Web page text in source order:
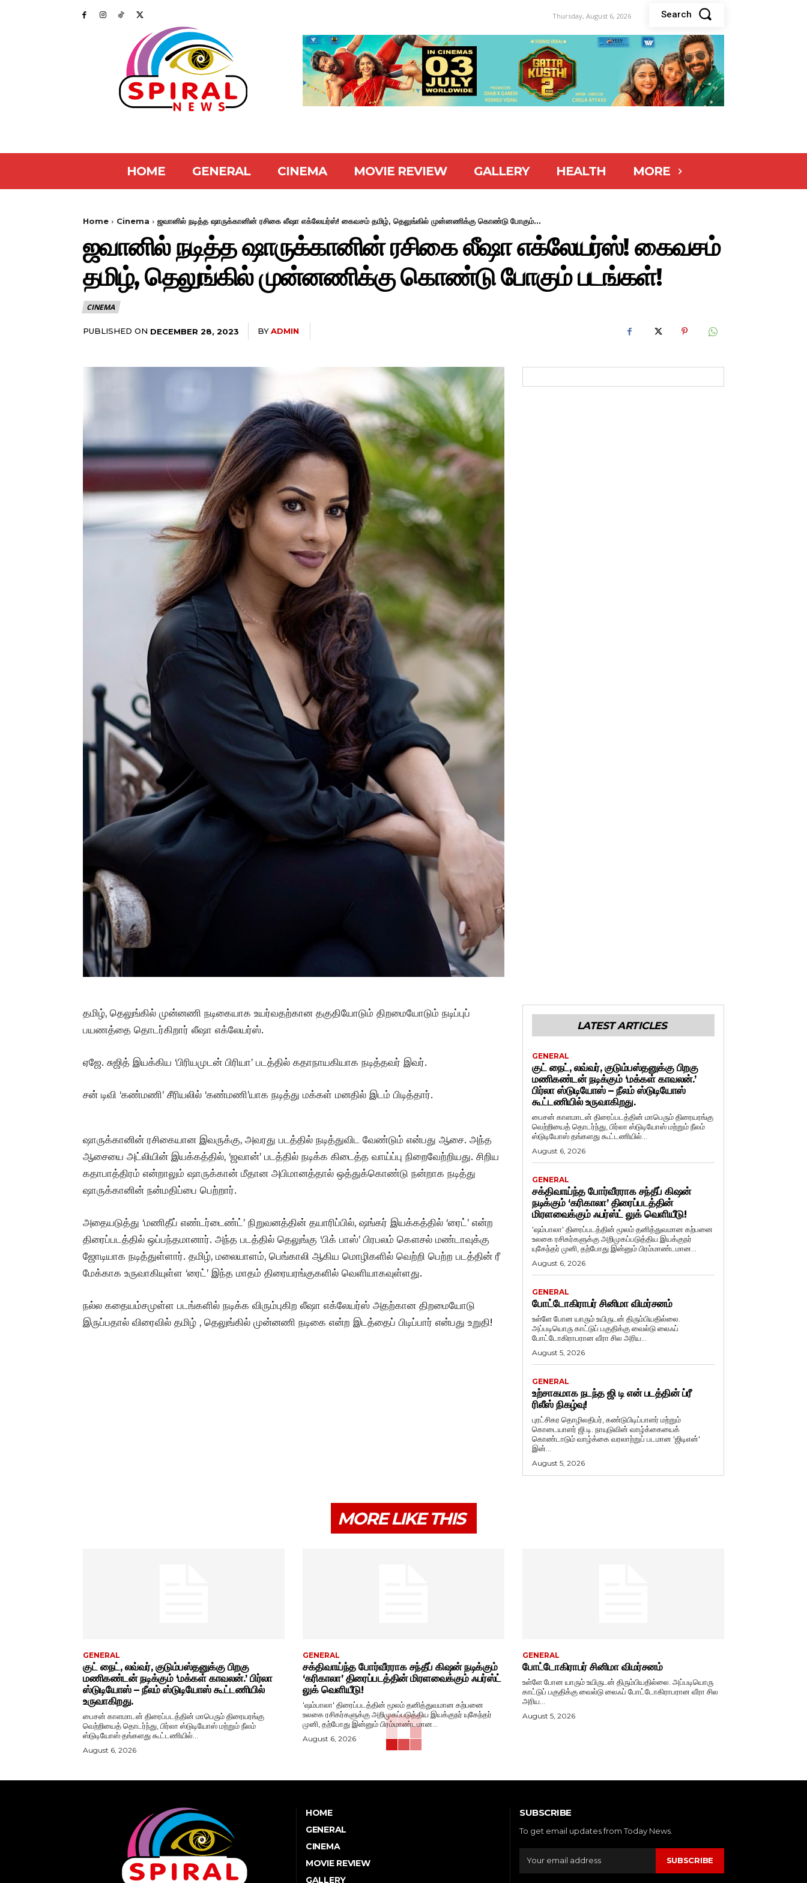
Thursday, August 6, 2026 Search
HOME GENERAL CINEMA MOVIE REVIEW GALLERY HEALTH MORE
Home Cinema ஜவானில் நடித்த ஷாருக்கானின் ரசிகை லீஷா எக்லேயர்ஸ்! கைவசம் தமிழ், தெலுங்கில் முன்னணிக்கு கொண்டு போகும்...
ஜவானில் நடித்த ஷாருக்கானின் ரசிகை லீஷா எக்லேயர்ஸ்! கைவசம்
தமிழ், தெலுங்கில் முன்னணிக்கு கொண்டு போகும் படங்கள்!
CINEMA
PUBLISHED ON DECEMBER 28, 2023 BYADMIN
தமிழ், தெலுங்கில் முன்னணி நடிகையாக உயர்வதற்கான தகுதியோடும் திறமையோடும் நடிப்புப்
பயணத்தை தொடர்கிறார் லீஷா எக்லேயர்ஸ்.
ஏஜே. சுஜித் இயக்கிய ‘பிரியமுடன் பிரியா’ படத்தில் கதாநாயகியாக நடித்தவர் இவர்.
சன் டிவி ‘கண்மணி’ சீரியலில் ‘கண்மணி’யாக நடித்து மக்கள் மனதில் இடம் பிடித்தார்.
ஷாருக்கானின் ரசிகையான இவருக்கு, அவரது படத்தில் நடித்துவிட வேண்டும் என்பது ஆசை. அந்த
ஆசையை அட்லியின் இயக்கத்தில், ‘ஜவான்’ படத்தில் நடிக்க கிடைத்த வாய்ப்பு நிறைவேற்றியது. சிறிய
கதாபாத்திரம் என்றாலும் ஷாருக்கான் மீதான அபிமானத்தால் ஒத்துக்கொண்டு நன்றாக நடித்து
ஷாருக்கானின் நன்மதிப்பை பெற்றார்.
அதையடுத்து ‘மணிதீப் எண்டர்டைண்ட்’ நிறுவனத்தின் தயாரிப்பில், ஷங்கர் இயக்கத்தில் ‘ரைட்’ என்ற
திரைப்படத்தில் ஒப்பந்தமானார். அந்த படத்தில் தெலுங்கு ‘பிக் பாஸ்’ பிரபலம் கௌசல் மண்டாவுக்கு
ஜோடியாக நடித்துள்ளார். தமிழ், மலையாளம், பெங்காலி ஆகிய மொழிகளில் வெற்றி பெற்ற படத்தின் ரீ
மேக்காக உருவாகியுள்ள ‘ரைட்’ இந்த மாதம் திரையரங்குகளில் வெளியாகவுள்ளது.
நல்ல கதையம்சமுள்ள படங்களில் நடிக்க விரும்புகிற லீஷா எக்லேயர்ஸ் அதற்கான திறமையோடு
இருப்பதால் விரைவில் தமிழ் , தெலுங்கில் முன்னணி நடிகை என்ற இடத்தைப் பிடிப்பார் என்பது உறுதி!
LATEST ARTICLES
GENERAL
குட் நைட், லவ்வர், குடும்பஸ்தனுக்கு பிறகு
மணிகண்டன் நடிக்கும் ‘மக்கள் காவலன்.’
பிர்லா ஸ்டுடியோஸ் – நீலம் ஸ்டுடியோஸ்
கூட்டணியில் உருவாகிறது.
பைசன் காளமாடன் திரைப்படத்தின் மாபெரும் திரையரங்கு
வெற்றியைத் தொடர்ந்து, பிர்லா ஸ்டுடியோஸ் மற்றும் நீலம்
ஸ்டுடியோஸ் தங்களது கூட்டணியில்...
August 6, 2026
GENERAL
சக்திவாய்ந்த போர்வீரராக சந்தீப் கிஷன்
நடிக்கும் ‘கரிகாலா’ திரைப்படத்தின்
மிரளவைக்கும் ஃபர்ஸ்ட் லுக் வெளியீடு!
'ஷம்பாலா' திரைப்படத்தின் மூலம் தனித்துவமான கற்பனை
உலகை ரசிகர்களுக்கு அறிமுகப்படுத்திய இயக்குநர்
யுகேந்தர் முனி, தற்போது இன்னும் பிரம்மாண்டமான...
August 6, 2026
GENERAL
போட்டோகிராபர் சினிமா விமர்சனம்
உள்ளே போன யாரும் உயிருடன் திரும்பியதில்லை.
அப்படியொரு காட்டுப் பகுதிக்கு வைல்டு லைஃப்
போட்டோகிராபரான வீரா சில அரிய...
August 5, 2026
GENERAL
உற்சாகமாக நடந்த ஜி டி என் படத்தின் ப்ரீ
ரிலீஸ் நிகழ்வு!
புரட்சிகர தொழிலதிபர், கண்டுபிடிப்பாளர் மற்றும்
கொடையாளர் ஜி.டி. நாயுடுவின் வாழ்க்கையைக்
கொண்டாடும் வாழ்க்கை வரலாற்றுப் படமான 'ஜிடிஎன்'
இன்...
August 5, 2026
MORE LIKE THIS
GENERAL
குட் நைட், லவ்வர், குடும்பஸ்தனுக்கு பிறகு
மணிகண்டன் நடிக்கும் ‘மக்கள் காவலன்.’ பிர்லா
ஸ்டுடியோஸ் – நீலம் ஸ்டுடியோஸ் கூட்டணியில்
உருவாகிறது.
பைசன் காளமாடன் திரைப்படத்தின் மாபெரும் திரையரங்கு
வெற்றியைத் தொடர்ந்து, பிர்லா ஸ்டுடியோஸ் மற்றும் நீலம்
ஸ்டுடியோஸ் தங்களது கூட்டணியில்...
August 6, 2026
GENERAL
சக்திவாய்ந்த போர்வீரராக சந்தீப் கிஷன் நடிக்கும்
‘கரிகாலா’ திரைப்படத்தின் மிரளவைக்கும் ஃபர்ஸ்ட்
லுக் வெளியீடு!
'ஷம்பாலா' திரைப்படத்தின் மூலம் தனித்துவமான கற்பனை
உலகை ரசிகர்களுக்கு அறிமுகப்படுத்திய இயக்குநர் யுகேந்தர்
முனி, தற்போது இன்னும் பிரம்மாண்டமான...
August 6, 2026
GENERAL
போட்டோகிராபர் சினிமா விமர்சனம்
உள்ளே போன யாரும் உயிருடன் திரும்பியதில்லை. அப்படியொரு
காட்டுப் பகுதிக்கு வைல்டு லைஃப் போட்டோகிராபரான வீரா சில
அரிய...
August 5, 2026
HOME
GENERAL
CINEMA
MOVIE REVIEW
GALLERY
SUBSCRIBE
To get email updates from Today News.
SUBSCRIBE